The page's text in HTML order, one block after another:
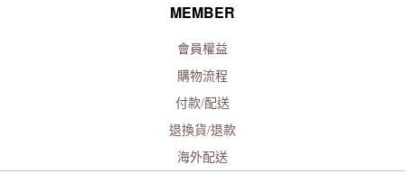
MEMBER
會員權益
購物流程
付款/配送
退換貨/退款
海外配送